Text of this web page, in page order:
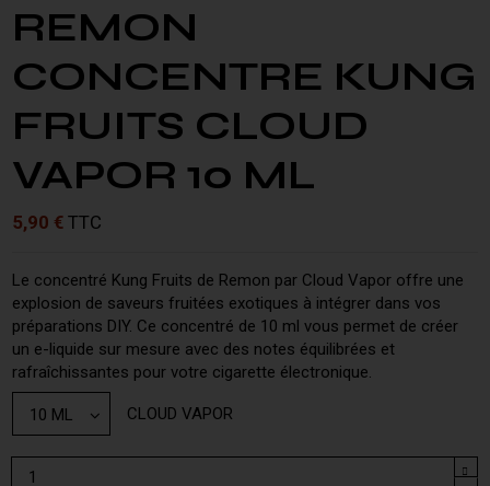
REMON
CONCENTRE KUNG
FRUITS CLOUD
VAPOR 10 ML
5,90 €TTC
Le concentré Kung Fruits de Remon par Cloud Vapor offre une
explosion de saveurs fruitées exotiques à intégrer dans vos
préparations DIY. Ce concentré de 10 ml vous permet de créer
un e-liquide sur mesure avec des notes équilibrées et
rafraîchissantes pour votre cigarette électronique.
CLOUD VAPOR